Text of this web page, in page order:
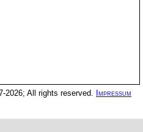
2026; All rights reserved. Impressum